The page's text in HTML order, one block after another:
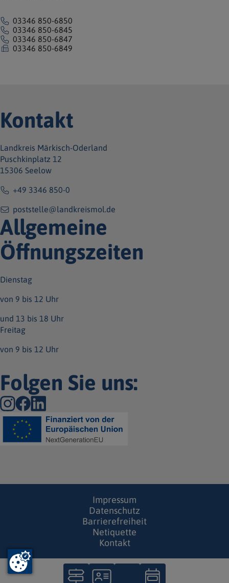
03346 850-6850
03346 850-6845
03346 850-6847
03346 850-6849
Kontakt
Landkreis Märkisch-Oderland
Puschkinplatz 12
15306 Seelow
+49 3346 850-0
poststelle@landkreismol.de
Allgemeine
Öffnungszeiten
Dienstag
von 9 bis 12 Uhr
und 13 bis 18 Uhr
Freitag
von 9 bis 12 Uhr
Folgen Sie uns:
Impressum
Datenschutz
Barrierefreiheit
Netiquette
Kontakt